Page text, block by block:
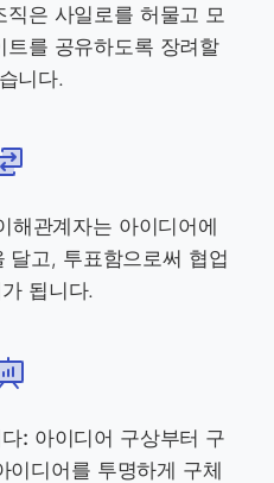
은 사일로를 허물고 모
트를 공유하도록 장려할
니다.
해관계자는 아이디어에
달고, 투표함으로써 협업
됩니다.
: 아이디어 구상부터 구
이디어를 투명하게 구체